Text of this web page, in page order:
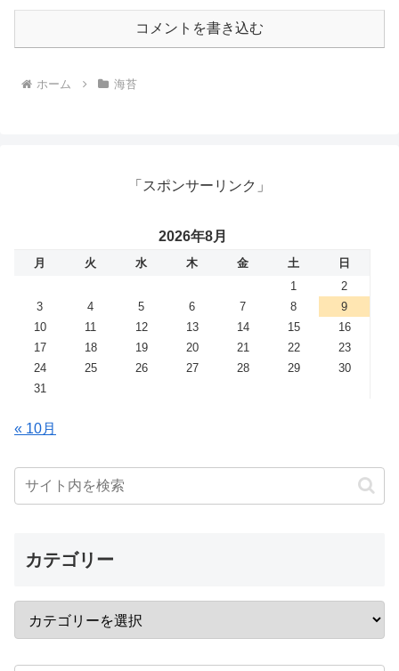
コメントを書き込む
ホーム 海苔
「スポンサーリンク」
2026年8月
月 火 水 木 金 土
日
1
2
3
4 5 6 7 8
9
10
11 12 13 14 15
16
17
18 19 20 21 22
23
24
25 26 27 28 29
30
31
« 10月
カテゴリー